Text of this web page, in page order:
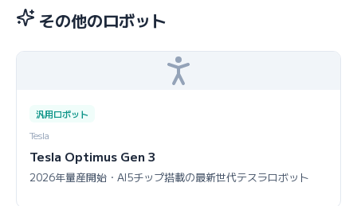
その他のロボット
汎用ロボット
Tesla
Tesla Optimus Gen 3
2026年量産開始・AI5チップ搭載の最新世代テスラロボット